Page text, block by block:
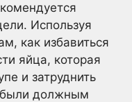
Используя
как избавиться
яйца, которая
и затруднить
были должным